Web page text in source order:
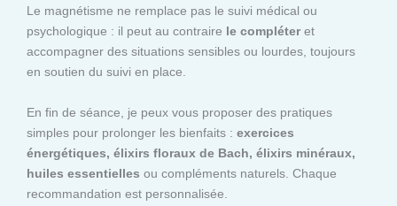
Le magnétisme ne remplace pas le suivi médical ou
psychologique : il peut au contraire le compléteret
accompagner des situations sensibles ou lourdes, toujours
en soutien du suivi en place.
En fin de séance, je peux vous proposer des pratiques
simples pour prolonger les bienfaits : exercices
énergétiques, élixirs floraux de Bach, élixirs minéraux,
huiles essentielles ou compléments naturels. Chaque
recommandation est personnalisée.